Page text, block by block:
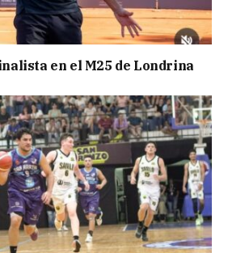
en el M25 de Londrina